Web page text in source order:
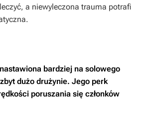
a niewyleczona trauma potrafi
bardziej na solowego
dużo drużynie. Jego perk
poruszania się członków